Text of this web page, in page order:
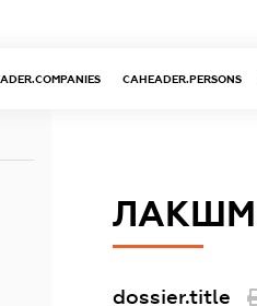
CAHEADER.PERSONS
dossier.title